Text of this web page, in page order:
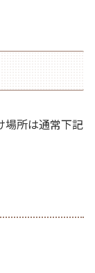
場所は通常下記